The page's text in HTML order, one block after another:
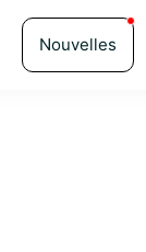
Nouvelles